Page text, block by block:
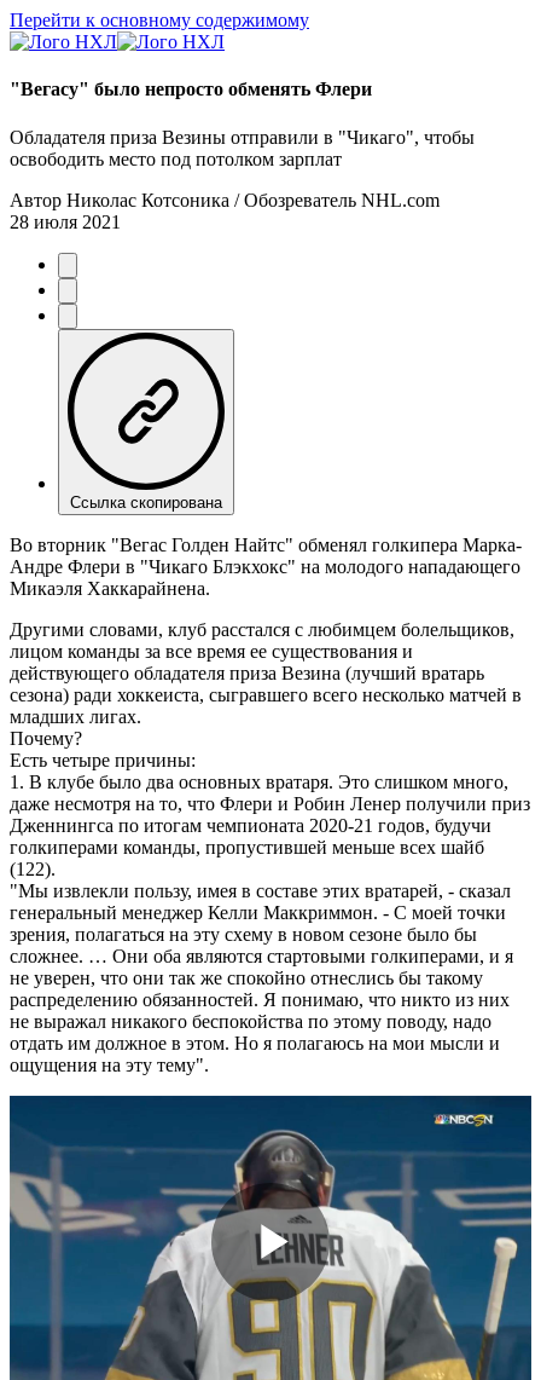
Перейти к основному содержимому
"Вегасу" было непросто обменять Флери
Обладателя приза Везины отправили в "Чикаго", чтобы
освободить место под потолком зарплат
Автор Николас Котсоника / Обозреватель NHL.com
28 июля 2021
Ссылка скопирована
Во вторник "Вегас Голден Найтс" обменял голкипера Марка-
Андре Флери в "Чикаго Блэкхокс" на молодого нападающего
Микаэля Хаккарайнена.
Другими словами, клуб расстался с любимцем болельщиков,
лицом команды за все время ее существования и
действующего обладателя приза Везина (лучший вратарь
сезона) ради хоккеиста, сыгравшего всего несколько матчей в
младших лигах.
Почему?
Есть четыре причины:
1. В клубе было два основных вратаря. Это слишком много,
даже несмотря на то, что Флери и Робин Ленер получили приз
Дженнингса по итогам чемпионата 2020-21 годов, будучи
голкиперами команды, пропустившей меньше всех шайб
(122).
"Мы извлекли пользу, имея в составе этих вратарей, - сказал
генеральный менеджер Келли Маккриммон. - С моей точки
зрения, полагаться на эту схему в новом сезоне было бы
сложнее. … Они оба являются стартовыми голкиперами, и я
не уверен, что они так же спокойно отнеслись бы такому
распределению обязанностей. Я понимаю, что никто из них
не выражал никакого беспокойства по этому поводу, надо
отдать им должное в этом. Но я полагаюсь на мои мысли и
ощущения на эту тему".
Play